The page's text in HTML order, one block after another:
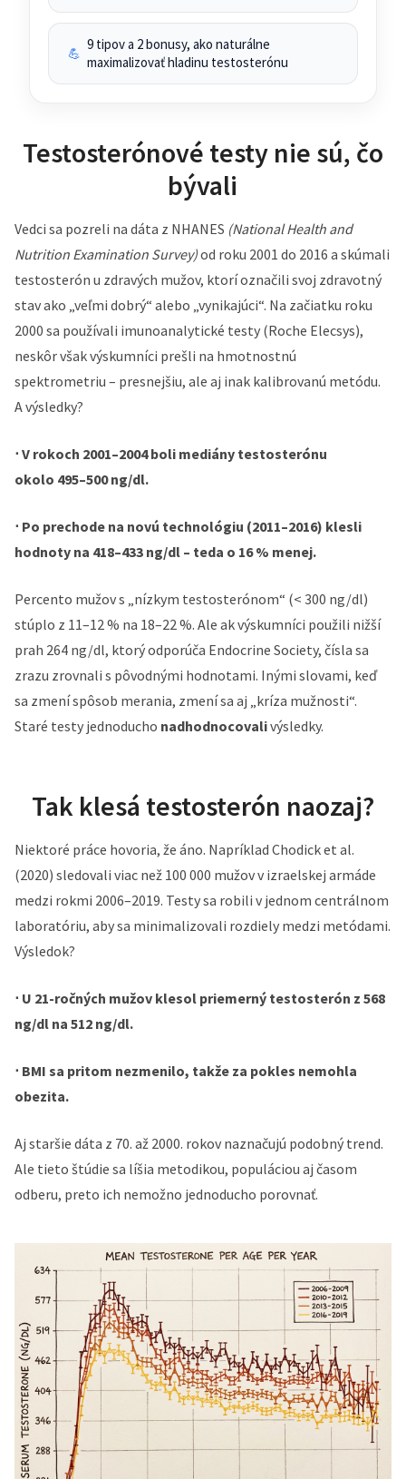
💪
9 tipov a 2 bonusy, ako naturálne
maximalizovať hladinu testosterónu
Testosterónové testy nie sú, čo
bývali
Vedci sa pozreli na dáta z NHANES (National Health and
Nutrition Examination Survey)od roku 2001 do 2016 a skúmali
testosterón u zdravých mužov, ktorí označili svoj zdravotný
stav ako „veľmi dobrý“ alebo „vynikajúci“. Na začiatku roku
2000 sa používali imunoanalytické testy (Roche Elecsys),
neskôr však výskumníci prešli na hmotnostnú
spektrometriu – presnejšiu, ale aj inak kalibrovanú metódu.
A výsledky?
⋅ V rokoch 2001–2004 boli mediány testosterónu
okolo 495–500 ng/dl.
⋅ Po prechode na novú technológiu (2011–2016) klesli
hodnoty na 418–433 ng/dl – teda o 16 % menej.
Percento mužov s „nízkym testosterónom“ (< 300 ng/dl)
stúplo z 11–12 % na 18–22 %. Ale ak výskumníci použili nižší
prah 264 ng/dl, ktorý odporúča Endocrine Society, čísla sa
zrazu zrovnali s pôvodnými hodnotami. Inými slovami, keď
sa zmení spôsob merania, zmení sa aj „kríza mužnosti“.
Staré testy jednoducho nadhodnocovalivýsledky.
Tak klesá testosterón naozaj?
Niektoré práce hovoria, že áno. Napríklad Chodick et al.
(2020) sledovali viac než 100 000 mužov v izraelskej armáde
medzi rokmi 2006–2019. Testy sa robili v jednom centrálnom
laboratóriu, aby sa minimalizovali rozdiely medzi metódami.
Výsledok?
⋅ U 21-ročných mužov klesol priemerný testosterón z 568
ng/dl na 512 ng/dl.
⋅ BMI sa pritom nezmenilo, takže za pokles nemohla
obezita.
Aj staršie dáta z 70. až 2000. rokov naznačujú podobný trend.
Ale tieto štúdie sa líšia metodikou, populáciou aj časom
odberu, preto ich nemožno jednoducho porovnať.